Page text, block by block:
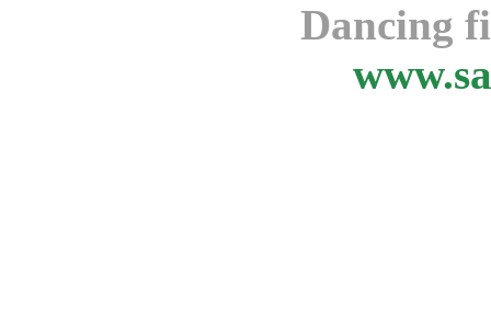
Dancing